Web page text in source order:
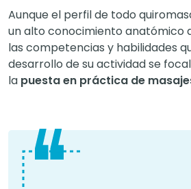
Aunque el perfil de todo
un alto conocimiento anatómico
las competencias y habilidades
desarrollo de su actividad se
la puesta en práctica de